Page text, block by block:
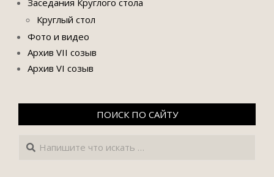
Заседания Круглого стола
Круглый стол
Фото и видео
Архив VII созыв
Архив VI созыв
ПОИСК ПО САЙТУ
Поиск